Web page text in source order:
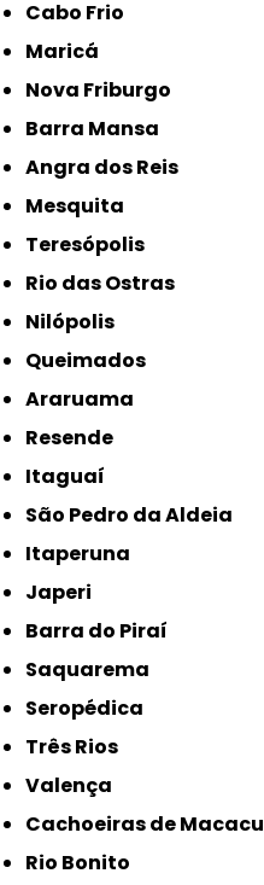
Cabo Frio
Maricá
Nova Friburgo
Barra Mansa
Angra dos Reis
Mesquita
Teresópolis
Rio das Ostras
Nilópolis
Queimados
Araruama
Resende
Itaguaí
São Pedro da Aldeia
Itaperuna
Japeri
Barra do Piraí
Saquarema
Seropédica
Três Rios
Valença
Cachoeiras de Macacu
Rio Bonito